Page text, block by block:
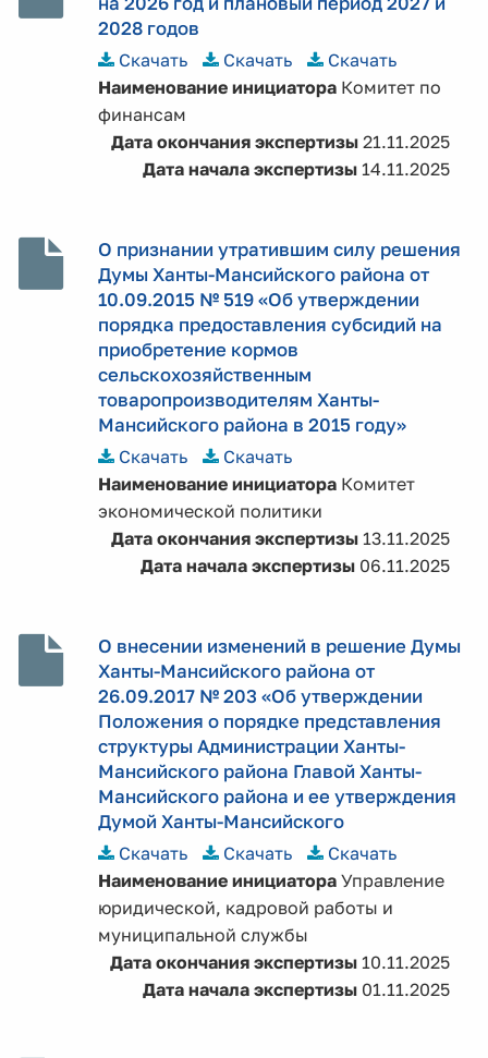
2028 годов
Скачать
Скачать
Скачать
Наименование инициатора Комитет по
финансам
Дата окончания экспертизы21.11.2025
Дата начала экспертизы14.11.2025
О признании утратившим силу решения
Думы Ханты-Мансийского района от
10.09.2015 № 519 «Об утверждении
порядка предоставления субсидий на
приобретение кормов
сельскохозяйственным
товаропроизводителям Ханты-
Мансийского района в 2015 году»
Скачать
Скачать
Наименование инициатора Комитет
экономической политики
Дата окончания экспертизы13.11.2025
Дата начала экспертизы06.11.2025
О внесении изменений в решение Думы
Ханты-Мансийского района от
26.09.2017 № 203 «Об утверждении
Положения о порядке представления
структуры Администрации Ханты-
Мансийского района Главой Ханты-
Мансийского района и ее утверждения
Думой Ханты-Мансийского
Скачать
Скачать
Скачать
Наименование инициатора Управление
юридической, кадровой работы и
муниципальной службы
Дата окончания экспертизы10.11.2025
Дата начала экспертизы01.11.2025